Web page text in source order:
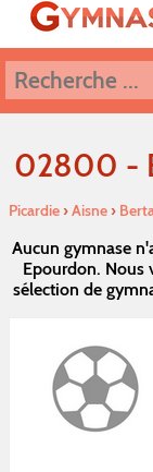
02800 -
Picardie›Aisne›
Aucun gymnase
Epourdon. Nous
sélection de